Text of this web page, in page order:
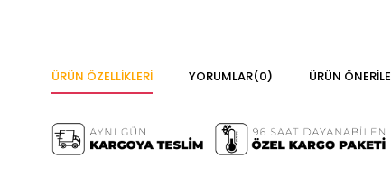
ÜRÜN ÖZELLIKLERI YORUMLAR(0) ÜRÜN